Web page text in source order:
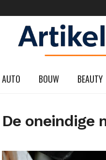
AUTO BOUW BEAUTY
De oneindige